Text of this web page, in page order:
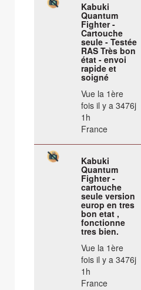
Kabuki
Quantum
Fighter -
Cartouche
seule - Testée
RAS Très bon
état - envoi
rapide et
soigné
Vue la 1ère
fois il y a 3476j
1h
France
Kabuki
Quantum
Fighter -
cartouche
seule version
europ en tres
bon etat ,
fonctionne
tres bien.
Vue la 1ère
fois il y a 3476j
1h
France